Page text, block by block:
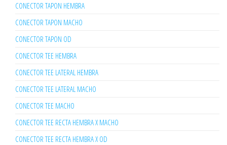
CONECTOR TAPON HEMBRA
CONECTOR TAPON MACHO
CONECTOR TAPON OD
CONECTOR TEE HEMBRA
CONECTOR TEE LATERAL HEMBRA
CONECTOR TEE LATERAL MACHO
CONECTOR TEE MACHO
CONECTOR TEE RECTA HEMBRA X MACHO
CONECTOR TEE RECTA HEMBRA X OD